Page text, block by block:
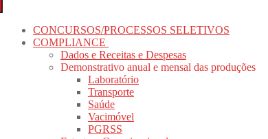
CONCURSOS/PROCESSOS SELETIVOS
COMPLIANCE
Dados e Receitas e Despesas
Demonstrativo anual e mensal das produções
Laboratório
Transporte
Saúde
Vacimóvel
PGRSS